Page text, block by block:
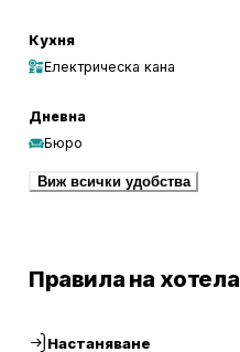
Кухня
Електрическа кана
Дневна
Бюро
Виж всички удобства
Правила на хотела
Настаняване